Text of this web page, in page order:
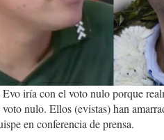
Evo iría con el voto nulo porque
nulo. Ellos (evistas) han
en conferencia de prensa.